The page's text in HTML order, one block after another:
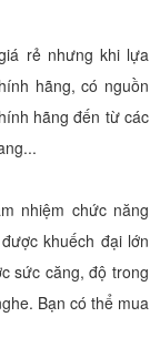
rẻ nhưng khi lựa
hãng, có nguồn
hãng đến từ các
nhiệm chức năng
khuếch đại lớn
sức căng, độ trong
Bạn có thể mua